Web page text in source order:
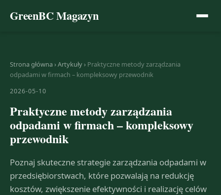
GreenBC Magazyn
Strona główna ›Artykuły› Praktyczne metody zarządzania
odpadami w firmach – kompleksowy przewodnik
2026-05-10
Praktyczne metody zarządzania
odpadami w firmach – kompleksowy
przewodnik
Poznaj skuteczne strategie zarządzania odpadami w
przedsiębiorstwach, które pozwalają na redukcję
kosztów, zwiększenie efektywności i realizację celów